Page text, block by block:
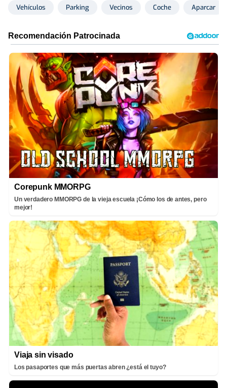
Vehículos Parking Vecinos Coche Aparcar
Corepunk MMORPG
Un verdadero MMORPG de la vieja escuela ¡Cómo los de antes, pero
mejor!
Viaja sin visado
Los pasaportes que más puertas abren ¿está el tuyo?